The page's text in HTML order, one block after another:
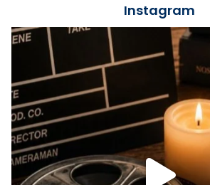
Recupera l'entrevista comp
tican News 👇
www.vaticannews.va/es/
07/carmina-historia-
espana-testimoni...
Foto
View on Facebook · Share
Instagram